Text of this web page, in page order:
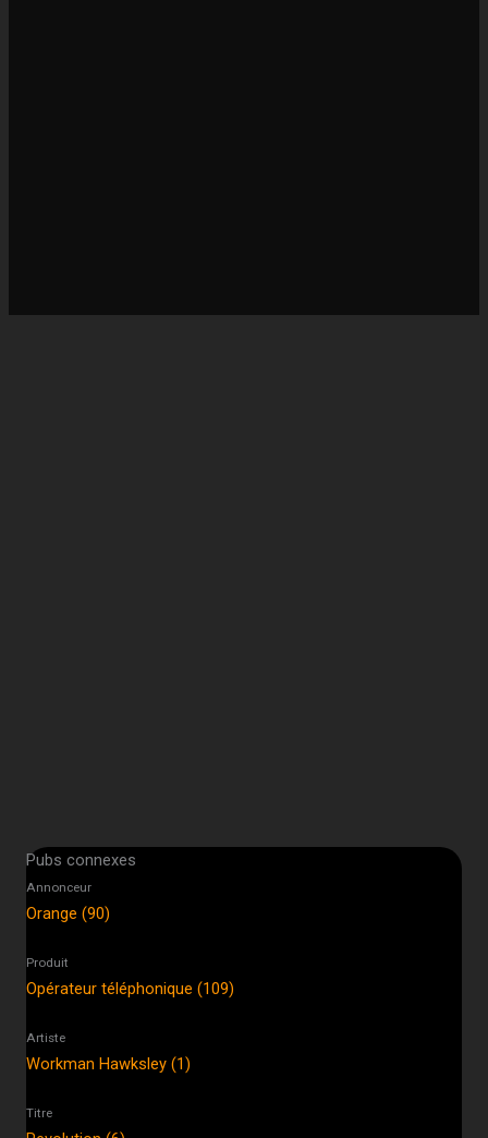
Pubs connexes
Annonceur
Orange (90)
Produit
Opérateur téléphonique (109)
Artiste
Workman Hawksley (1)
Titre